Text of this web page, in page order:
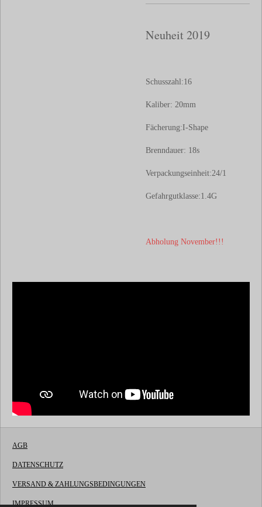
Neuheit 2019
Schusszahl:16
Kaliber: 20mm
Fächerung:I-Shape
Brenndauer: 18s
Verpackungseinheit:24/1
Gefahrgutklasse:1.4G
Abholung November!!!
AGB
DATENSCHUTZ
VERSAND & ZAHLUNGSBEDINGUNGEN
IMPRESSUM